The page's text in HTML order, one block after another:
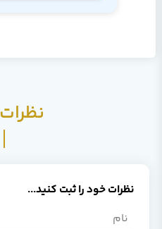
نظرات
نظرات خود را ثبت کنید...
نام